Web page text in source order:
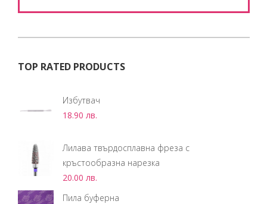
TOP RATED PRODUCTS
Избутвач
18.90 лв.
Лилава твърдосплавна фреза с
кръстообразна нарезка
20.00 лв.
Пила буферна